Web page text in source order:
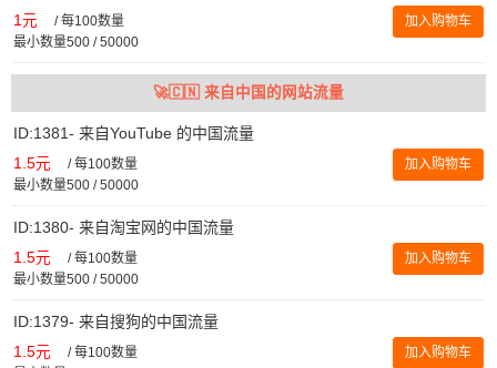
1元 /每100数量
最小数量500 / 50000
加入购物车
🚀🇨🇳 来自中国的网站流量
ID:1381- 来自YouTube 的中国流量
1.5元 /每100数量
最小数量500 / 50000
加入购物车
ID:1380- 来自淘宝网的中国流量
1.5元 /每100数量
最小数量500 / 50000
加入购物车
ID:1379- 来自搜狗的中国流量
1.5元 /每100数量
加入购物车